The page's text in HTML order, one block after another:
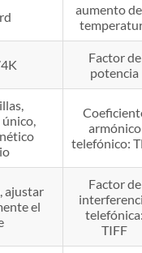
aumento
Factor de
potencia
armónico
telefónico:
ajustar
el
Factor de
TIFF